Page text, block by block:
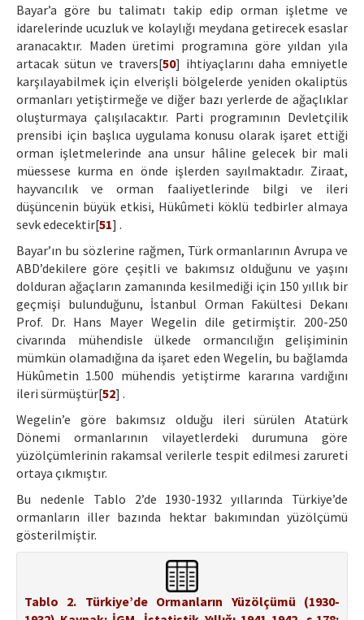
Bayar’a göre bu talimatı takip edip orman işletme ve
idarelerinde ucuzluk ve kolaylığı meydana getirecek esaslar
aranacaktır. Maden üretimi programına göre yıldan yıla
artacak sütun ve travers[50] ihtiyaçlarını daha emniyetle
karşılayabilmek için elverişli bölgelerde yeniden okaliptüs
ormanları yetiştirmeğe ve diğer bazı yerlerde de ağaçlıklar
oluşturmaya çalışılacaktır. Parti programının Devletçilik
prensibi için başlıca uygulama konusu olarak işaret ettiği
orman işletmelerinde ana unsur hâline gelecek bir mali
müessese kurma en önde işlerden sayılmaktadır. Ziraat,
hayvancılık ve orman faaliyetlerinde bilgi ve ileri
düşüncenin büyük etkisi, Hükûmeti köklü tedbirler almaya
sevk edecektir[51] .
Bayar’ın bu sözlerine rağmen, Türk ormanlarının Avrupa ve
ABD’dekilere göre çeşitli ve bakımsız olduğunu ve yaşını
dolduran ağaçların zamanında kesilmediği için 150 yıllık bir
geçmişi bulunduğunu, İstanbul Orman Fakültesi Dekanı
Prof. Dr. Hans Mayer Wegelin dile getirmiştir. 200-250
civarında mühendisle ülkede ormancılığın gelişiminin
mümkün olamadığına da işaret eden Wegelin, bu bağlamda
Hükûmetin 1.500 mühendis yetiştirme kararına vardığını
ileri sürmüştür[52] .
Wegelin’e göre bakımsız olduğu ileri sürülen Atatürk
Dönemi ormanlarının vilayetlerdeki durumuna göre
yüzölçümlerinin rakamsal verilerle tespit edilmesi zarureti
ortaya çıkmıştır.
Bu nedenle Tablo 2’de 1930-1932 yıllarında Türkiye’de
ormanların iller bazında hektar bakımından yüzölçümü
gösterilmiştir.
Tablo 2. Türkiye’de Ormanların Yüzölçümü (1930-